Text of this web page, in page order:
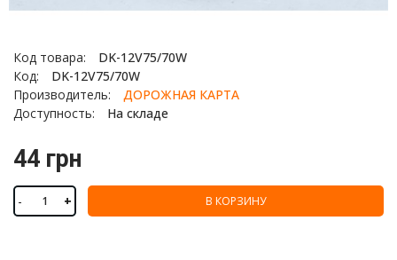
Код товара:
DK-12V75/70W
Код:
DK-12V75/70W
Производитель:
ДОРОЖНАЯ КАРТА
Доступность:
На складе
44 грн
- + В КОРЗИНУ